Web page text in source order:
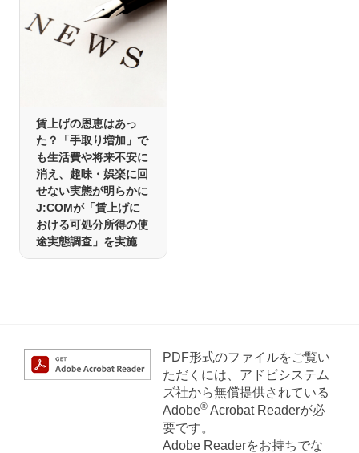
賃上げの恩恵はあっ
た？「手取り増加」で
も生活費や将来不安に
消え、趣味・娯楽に回
せない実態が明らかに
J:COMが「賃上げに
おける可処分所得の使
途実態調査」を実施
PDF形式のファイルをご覧い
ただくには、アドビシステム
ズ社から無償提供されている
Adobe®Acrobat Readerが必
要です。
Adobe Readerをお持ちでな